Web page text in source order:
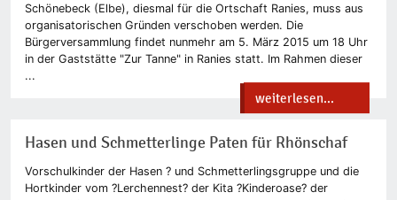
Schönebeck (Elbe), diesmal für die Ortschaft Ranies, muss aus
organisatorischen Gründen verschoben werden. Die
Bürgerversammlung findet nunmehr am 5. März 2015 um 18 Uhr
in der Gaststätte "Zur Tanne" in Ranies statt. Im Rahmen dieser
...
weiterlesen...
Hasen und Schmetterlinge Paten für Rhönschaf
Vorschulkinder der Hasen ? und Schmetterlingsgruppe und die
Hortkinder vom ?Lerchennest? der Kita ?Kinderoase? der